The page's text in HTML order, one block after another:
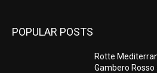
POPULAR POSTS
Rotte
Gambero Rosso